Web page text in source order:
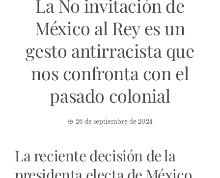
La No invitación de
México al Rey es un
gesto antirracista que
nos confronta con el
pasado colonial
26 de septiembre de 2024
La reciente decisión de la